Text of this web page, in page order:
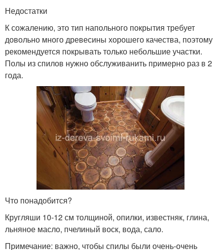
Недостатки
К сожалению, это тип напольного покрытия требует
довольно много древесины хорошего качества, поэтому
рекомендуется покрывать только небольшие участки.
Полы из спилов нужно обслуживанить примерно раз в 2
года.
Что понадобится?
Кругляши 10-12 см толщиной, опилки, известняк, глина,
льняное масло, пчелиный воск, вода, сало.
Примечание: важно, чтобы спилы были очень-очень